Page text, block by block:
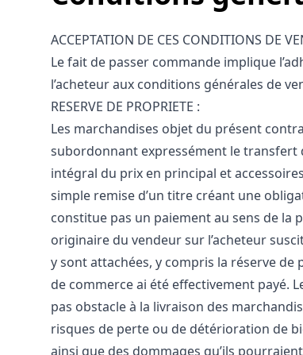
ACCEPTATION DE CES CONDITIONS DE
Le fait de passer commande implique
l’acheteur aux conditions générales de
RESERVE DE PROPRIETE :
Les marchandises objet du présent
subordonnant expressément le
intégral du prix en principal et
simple remise d’un titre créant une
constitue pas un paiement au sens de la
originaire du vendeur sur l’acheteur
y sont attachées, y compris la réserve de
de commerce ai été effectivement payé.
pas obstacle à la livraison des
risques de perte ou de détérioration de
ainsi que des dommages qu’ils